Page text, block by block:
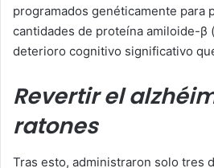
programados genéticamente para
cantidades de proteína amiloide-β
deterioro cognitivo significativo
Revertir el
ratones
Tras esto, administraron solo tres